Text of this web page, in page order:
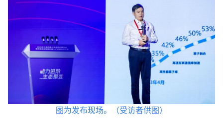
图为发布现场。（受访者供图）